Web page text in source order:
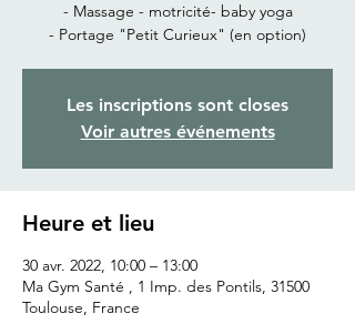
- Massage - motricité- baby yoga
- Portage "Petit Curieux" (en option)
Les inscriptions sont closes
Voir autres événements
Heure et lieu
30 avr. 2022, 10:00 – 13:00
Ma Gym Santé , 1 Imp. des Pontils, 31500
Toulouse, France